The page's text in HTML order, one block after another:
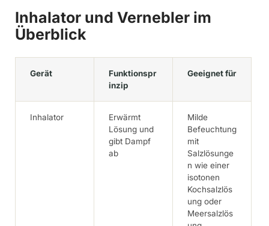
Inhalator und Vernebler im
Überblick
Gerät
Funktionspr
inzip
Geeignet für
Inhalator
Erwärmt
Lösung und
gibt Dampf
ab
Milde
Befeuchtung
mit
Salzlösunge
n wie einer
isotonen
Kochsalzlös
ung oder
Meersalzlös